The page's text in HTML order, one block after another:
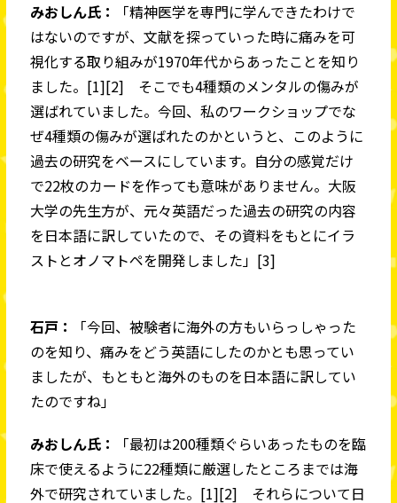
みおしん氏：
「精神医学を専門に学んできたわけで
はないのですが、文献を探っていった時に痛みを可
視化する取り組みが1970年代からあったことを知り
ました。[1][2] そこでも4種類のメンタルの傷みが
選ばれていました。今回、私のワークショップでな
ぜ4種類の傷みが選ばれたのかというと、このように
過去の研究をベースにしています。自分の感覚だけ
で22枚のカードを作っても意味がありません。大阪
大学の先生方が、元々英語だった過去の研究の内容
を日本語に訳していたので、その資料をもとにイラ
ストとオノマトペを開発しました」[3]
石戸：
「今回、被験者に海外の方もいらっしゃった
のを知り、痛みをどう英語にしたのかとも思ってい
ましたが、もともと海外のものを日本語に訳してい
たのですね」
みおしん氏：
「最初は200種類ぐらいあったものを臨
床で使えるように22種類に厳選したところまでは海
外で研究されていました。[1][2] それらについて日